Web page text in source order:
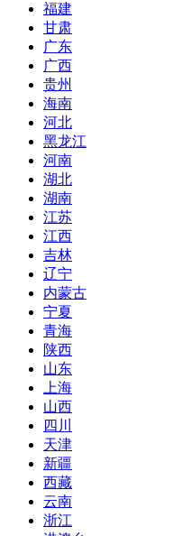
福建
甘肃
广东
广西
贵州
海南
河北
黑龙江
河南
湖北
湖南
江苏
江西
吉林
辽宁
内蒙古
宁夏
青海
陕西
山东
上海
山西
四川
天津
新疆
西藏
云南
浙江